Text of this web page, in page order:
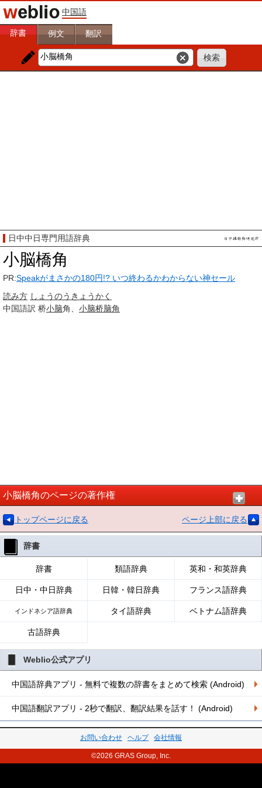
中国語
辞書 例文 翻訳
日中中日専門用語辞典
小脳橋角
PR:Speakがまさかの180円!? いつ終わるかわからない神セール
読み方 しょうのう きょうかく
中国語訳 桥小脑角、 小脑桥脑角
小脳橋角のページの著作権
トップページに戻る ページ上部に戻る
辞書
辞書 類語辞典 英和・和英辞典
日中・中日辞典 日韓・韓日辞典 フランス語辞典
インドネシア語辞典 タイ語辞典 ベトナム語辞典
古語辞典
Weblio公式アプリ
中国語辞典アプリ - 無料で複数の辞書をまとめて検索 (Android)
中国語翻訳アプリ - 2秒で翻訳、翻訳結果を話す！ (Android)
お問い合わせ ヘルプ 会社情報
©2026 GRAS Group, Inc.